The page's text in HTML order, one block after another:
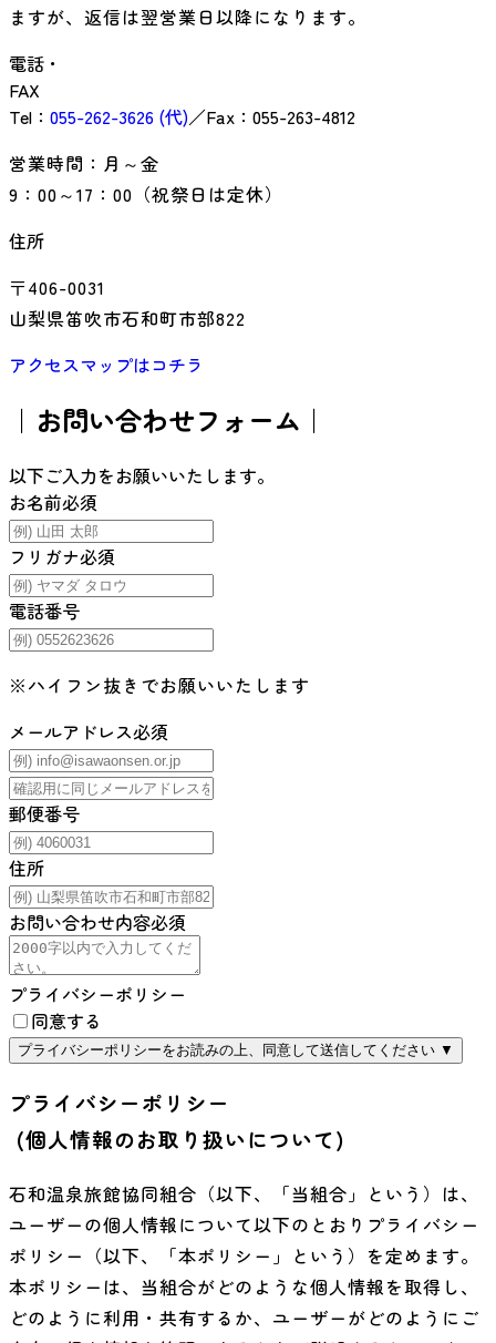
ますが、返信は翌営業日以降になります。
電話・
FAX
Tel ： 055-262-3626 (代)／Fax：055-263-4812
営業時間：月～金
9：00～17：00（祝祭日は定休）
住所
〒406-0031
山梨県笛吹市石和町市部822
アクセスマップはコチラ
｜お問い合わせフォーム｜
以下ご入力をお願いいたします。
お名前必須
フリガナ必須
電話番号
※ハイフン抜きでお願いいたします
メールアドレス必須
郵便番号
住所
お問い合わせ内容必須
プライバシーポリシー
同意する
プライバシーポリシーをお読みの上、同意して送信してください ▼
プライバシーポリシー
(個人情報のお取り扱いについて)
石和温泉旅館協同組合 （以下、「当組合」という）は、
ユーザーの個人情報について以下のとおりプライバシー
ポリシー（以下、「本ポリシー」という）を定めます。
本ポリシーは、当組合がどのような個人情報を取得し、
どのように利用・共有するか、ユーザーがどのようにご